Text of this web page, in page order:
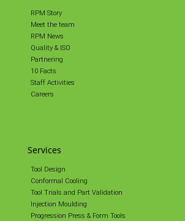
RPM Story
Meet the team
RPM News
Quality & ISO
Partnering
10 Facts
Staff Activities
Careers
Services
Tool Design
Conformal Cooling
Tool Trials and Part Validation
Injection Moulding
Progression Press & Form Tools